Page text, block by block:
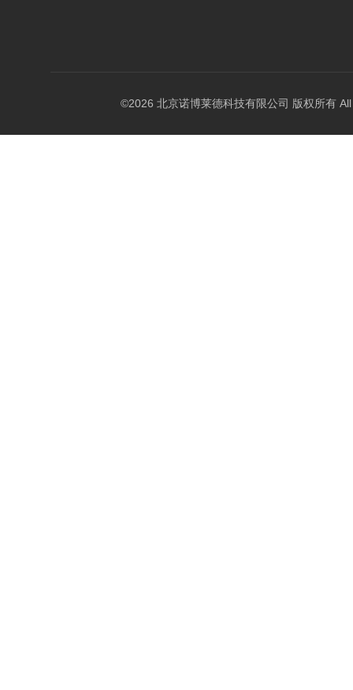
©2026 北京诺博莱德科技有限公司 版权所有